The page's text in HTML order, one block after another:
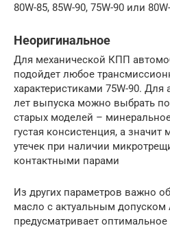
80W-85, 85W-90, 75W-90 или
Неоригинальное
Для механической КПП
подойдет любое
характеристиками 75W-90.
лет выпуска можно выбрать
старых моделей –
густая консистенция, а
утечек при наличии
контактными парами
Из других параметров важно
масло с актуальным допуском
предусматривает